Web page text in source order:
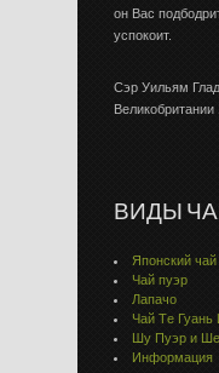
он Вас
успокоит.
Сэр Уильям
Великобритании
ВИДЫ
Японский чай
Чай пуэр
Лапачо
Чай Тe Гуaнь
Шу Пуэр и
Информация